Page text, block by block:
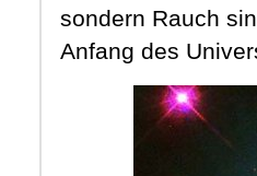
sondern Rauch
Anfang des